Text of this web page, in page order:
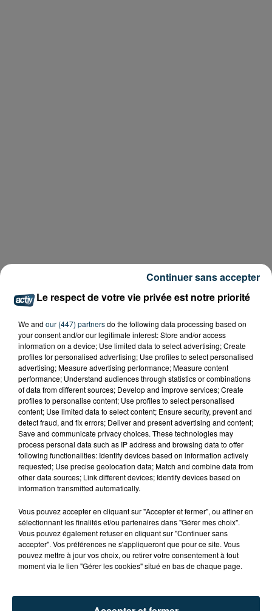
TITRES DIFFUSÉS
15h20
15h20 15h16
15h16
Le respect de votre vie privée est notre priorité
We and our (447) partnersdo the following data processing based on
your consent and/or our legitimate interest: Store and/or access
information on a device; Use limited data to select advertising; Create
profiles for personalised advertising; Use profiles to select personalised
advertising; Measure advertising performance; Measure content
performance; Understand audiences through statistics or combinations
of data from different sources; Develop and improve services; Create
profiles to personalise content; Use profiles to select personalised
content; Use limited data to select content; Ensure security, prevent and
detect fraud, and fix errors; Deliver and present advertising and content;
Save and communicate privacy choices. These technologies may
process personal data such as IP address and browsing data to offer
following functionalities: Identify devices based on information actively
requested; Use precise geolocation data; Match and combine data from
other data sources; Link different devices; Identify devices based on
information transmitted automatically.
Vous pouvez accepter en cliquant sur "Accepter et fermer", ou affiner en
sélectionnant les finalités et/ou partenaires dans "Gérer mes choix".
Vous pouvez également refuser en cliquant sur "Continuer sans
accepter". Vos préférences ne s'appliqueront que pour ce site. Vous
pouvez mettre à jour vos choix, ou retirer votre consentement à tout
moment via le lien "Gérer les cookies" situé en bas de chaque page.
Continuer sans accepter